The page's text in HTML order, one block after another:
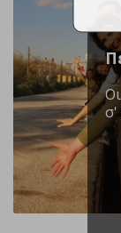
σ'